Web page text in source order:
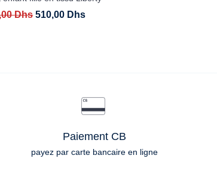
Dhs 510,00 Dhs
Paiement CB
payez par carte bancaire en ligne